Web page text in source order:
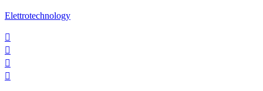
Elettrotechnology



